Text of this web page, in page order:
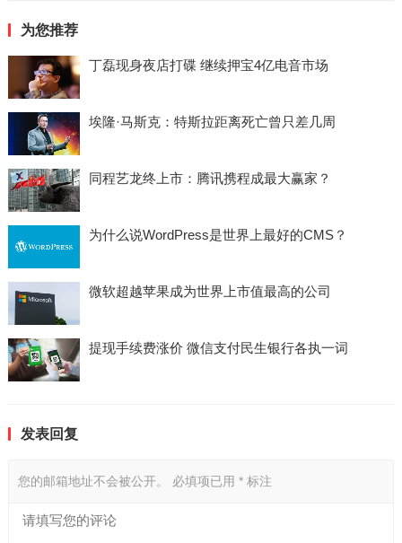
为您推荐
丁磊现身夜店打碟 继续押宝4亿电音市场
埃隆·马斯克：特斯拉距离死亡曾只差几周
同程艺龙终上市：腾讯携程成最大赢家？
为什么说WordPress是世界上最好的CMS？
微软超越苹果成为世界上市值最高的公司
提现手续费涨价 微信支付民生银行各执一词
发表回复
您的邮箱地址不会被公开。 必填项已用 *标注